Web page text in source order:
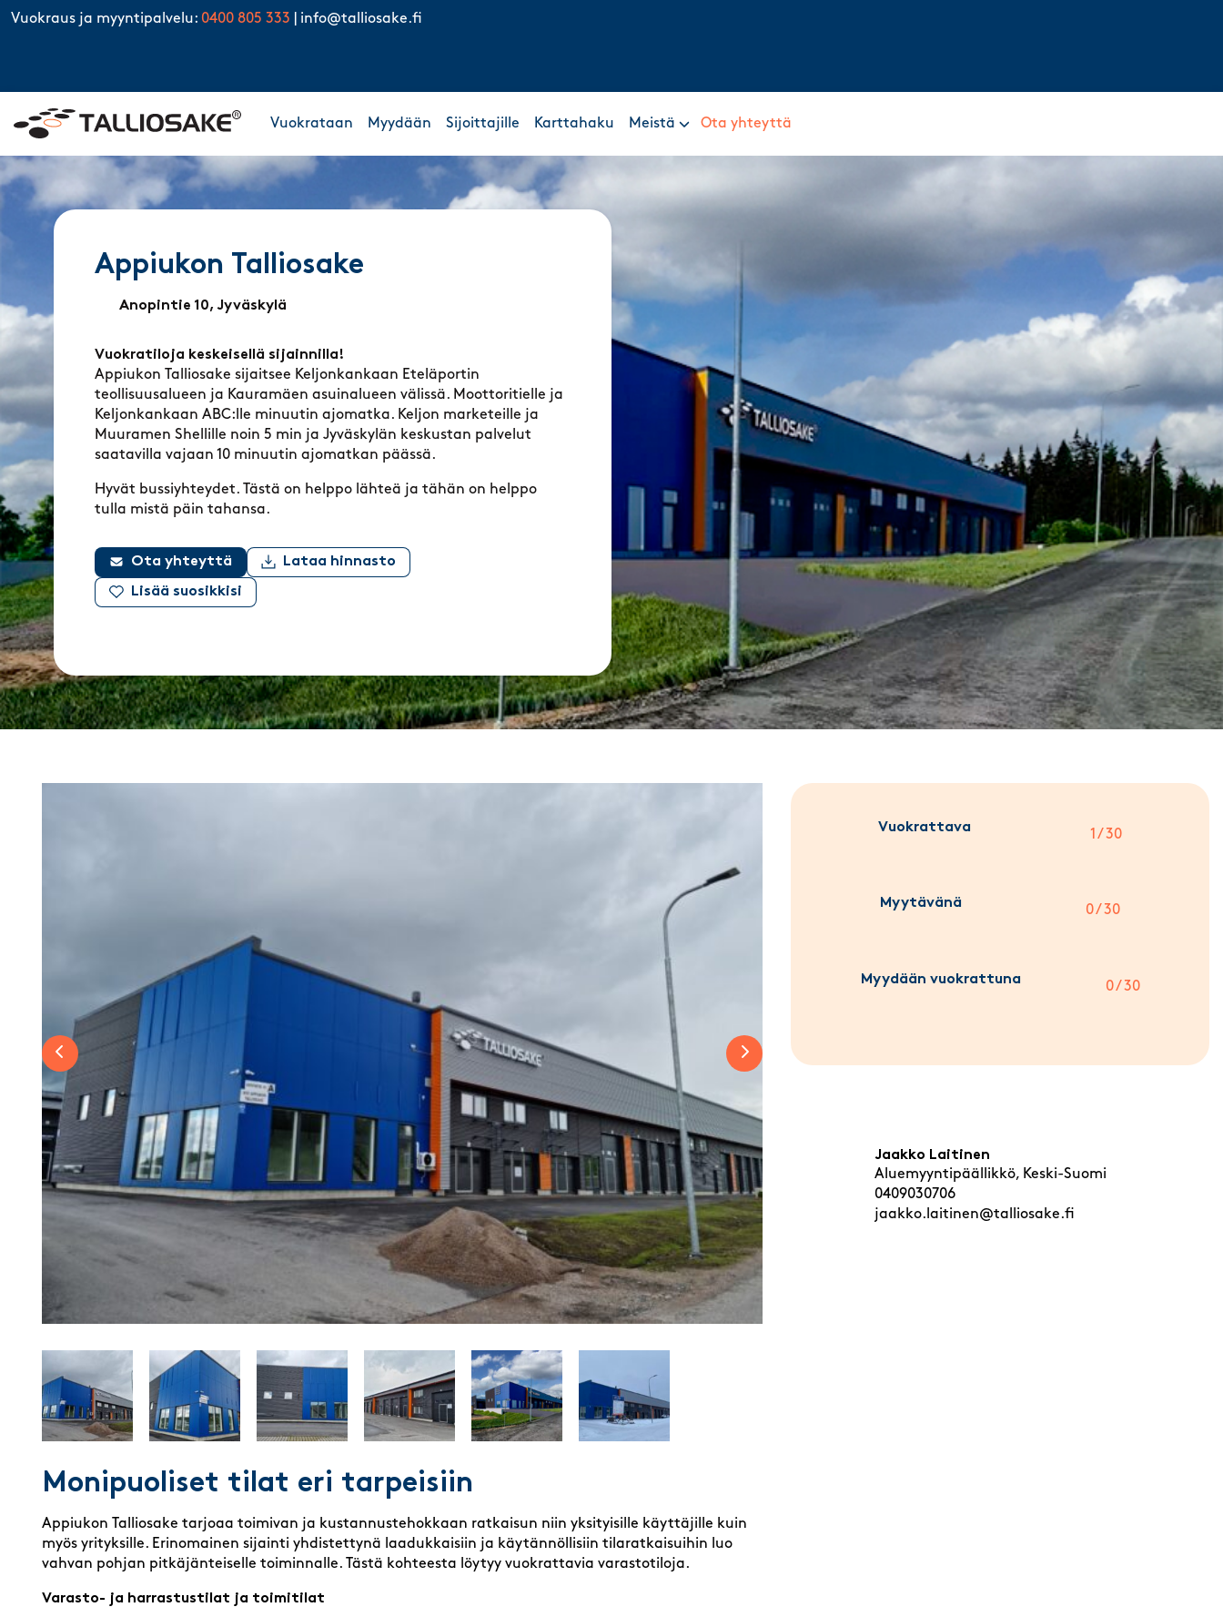
Skip to content
Vuokraus ja myyntipalvelu: 0400 805 333 info@talliosake.fi
Vuokrataan Myydään Sijoittajille Karttahaku Meistä Ota yhteyttä
Appiukon Talliosake
Anopintie 10, Jyväskylä
Vuokratiloja keskeisellä sijainnilla!
Appiukon Talliosake sijaitsee Keljonkankaan Eteläportin
teollisuusalueen ja Kauramäen asuinalueen välissä. Moottoritielle ja
Keljonkankaan ABC:lle minuutin ajomatka. Keljon marketeille ja
Muuramen Shellille noin 5 min ja Jyväskylän keskustan palvelut
saatavilla vajaan 10 minuutin ajomatkan päässä.
Hyvät bussiyhteydet. Tästä on helppo lähteä ja tähän on helppo
tulla mistä päin tahansa.
Ota yhteyttä Lataa hinnasto
Lisää suosikkisi
Previous slide Next slide
Monipuoliset tilat eri tarpeisiin
Appiukon Talliosake tarjoaa toimivan ja kustannustehokkaan ratkaisun niin yksityisille käyttäjille kuin
myös yrityksille. Erinomainen sijainti yhdistettynä laadukkaisiin ja käytännöllisiin tilaratkaisuihin luo
vahvan pohjan pitkäjänteiselle toiminnalle. Tästä kohteesta löytyy vuokrattavia varastotiloja.
Varasto- ja harrastustilat ja toimitilat
Vuokrattava 1 / 30
Myytävänä 0 / 30
Myydään vuokrattuna 0 / 30
Jaakko Laitinen
Aluemyyntipäällikkö, Keski-Suomi
0409030706
jaakko.laitinen@talliosake.fi